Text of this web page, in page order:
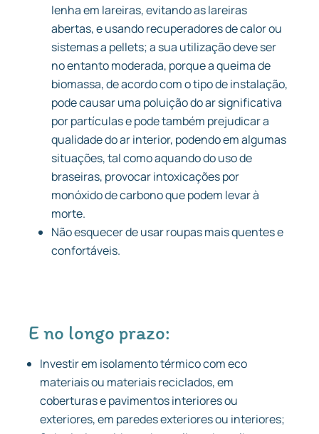
lenha em lareiras, evitando as lareiras
abertas, e usando recuperadores de calor ou
sistemas a pellets; a sua utilização deve ser
no entanto moderada, porque a queima de
biomassa, de acordo com o tipo de instalação,
pode causar uma poluição do ar significativa
por partículas e pode também prejudicar a
qualidade do ar interior, podendo em algumas
situações, tal como aquando do uso de
braseiras, provocar intoxicações por
monóxido de carbono que podem levar à
morte.
Não esquecer de usar roupas mais quentes e
confortáveis.
E no longo prazo:
Investir em isolamento térmico com eco
materiais ou materiais reciclados, em
coberturas e pavimentos interiores ou
exteriores, em paredes exteriores ou interiores;